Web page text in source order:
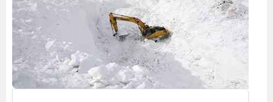
Elazığ
Erzincan
Erzurum
Eskişehir